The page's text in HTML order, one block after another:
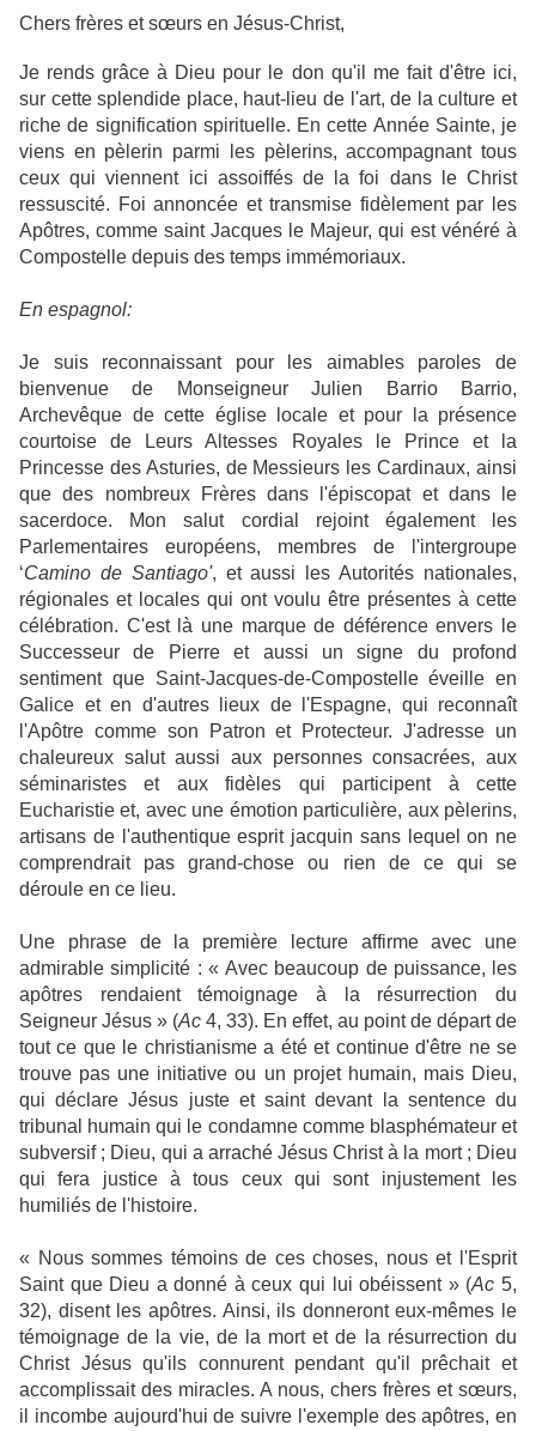
Chers frères et sœurs en Jésus-Christ,
Je rends grâce à Dieu pour le don qu'il me fait d'être ici,
sur cette splendide place, haut-lieu de l'art, de la culture et
riche de signification spirituelle. En cette Année Sainte, je
viens en pèlerin parmi les pèlerins, accompagnant tous
ceux qui viennent ici assoiffés de la foi dans le Christ
ressuscité. Foi annoncée et transmise fidèlement par les
Apôtres, comme saint Jacques le Majeur, qui est vénéré à
Compostelle depuis des temps immémoriaux.
En espagnol:
Je suis reconnaissant pour les aimables paroles de
bienvenue de Monseigneur Julien Barrio Barrio,
Archevêque de cette église locale et pour la présence
courtoise de Leurs Altesses Royales le Prince et la
Princesse des Asturies, de Messieurs les Cardinaux, ainsi
que des nombreux Frères dans l'épiscopat et dans le
sacerdoce. Mon salut cordial rejoint également les
Parlementaires européens, membres de l'intergroupe
‘Camino de Santiago', et aussi les Autorités nationales,
régionales et locales qui ont voulu être présentes à cette
célébration. C'est là une marque de déférence envers le
Successeur de Pierre et aussi un signe du profond
sentiment que Saint-Jacques-de-Compostelle éveille en
Galice et en d'autres lieux de l'Espagne, qui reconnaît
l'Apôtre comme son Patron et Protecteur. J'adresse un
chaleureux salut aussi aux personnes consacrées, aux
séminaristes et aux fidèles qui participent à cette
Eucharistie et, avec une émotion particulière, aux pèlerins,
artisans de l'authentique esprit jacquin sans lequel on ne
comprendrait pas grand-chose ou rien de ce qui se
déroule en ce lieu.
Une phrase de la première lecture affirme avec une
admirable simplicité : « Avec beaucoup de puissance, les
apôtres rendaient témoignage à la résurrection du
Seigneur Jésus » (Ac 4, 33). En effet, au point de départ de
tout ce que le christianisme a été et continue d'être ne se
trouve pas une initiative ou un projet humain, mais Dieu,
qui déclare Jésus juste et saint devant la sentence du
tribunal humain qui le condamne comme blasphémateur et
subversif ; Dieu, qui a arraché Jésus Christ à la mort ; Dieu
qui fera justice à tous ceux qui sont injustement les
humiliés de l'histoire.
« Nous sommes témoins de ces choses, nous et l'Esprit
Saint que Dieu a donné à ceux qui lui obéissent » (Ac 5,
32), disent les apôtres. Ainsi, ils donneront eux-mêmes le
témoignage de la vie, de la mort et de la résurrection du
Christ Jésus qu'ils connurent pendant qu'il prêchait et
accomplissait des miracles. A nous, chers frères et sœurs,
il incombe aujourd'hui de suivre l'exemple des apôtres, en